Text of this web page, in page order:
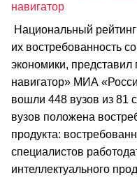
навигатор
Национальный
их востребованность
экономики,
навигатор» МИА
вошли 448 вузов из 81
вузов положена
продукта:
специалистов
интеллектуального